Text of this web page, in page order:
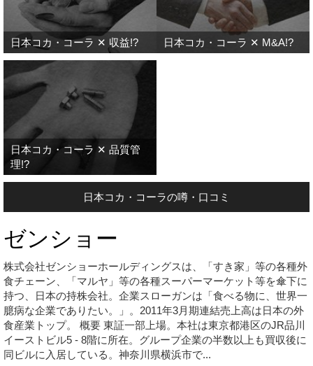
日本コカ・コーラ ✕ 収益!? 日本コカ・コーラ ✕ M&A!?
日本コカ・コーラ ✕ 品質管
理!?
日本コカ・コーラの噂・口コミ
ゼンショー
株式会社ゼンショーホールディングスは、「すき家」等の各種外
食チェーン、「マルヤ」等の各種スーパーマーケット等を傘下に
持つ、日本の持株会社。企業スローガンは「食べる物に、世界一
臆病な企業でありたい。」。2011年3月期連結売上高は日本の外
食産業トップ。 概要 東証一部上場。本社は東京都港区のJR品川
イーストビル5 - 8階に所在。グループ企業の半数以上も買収後に
同ビルに入居している。神奈川県横浜市で...